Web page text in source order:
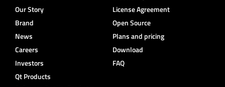
Our Story
Brand
News
Careers
Investors
Qt Products
License Agreement
Open Source
Plans and pricing
Download
FAQ